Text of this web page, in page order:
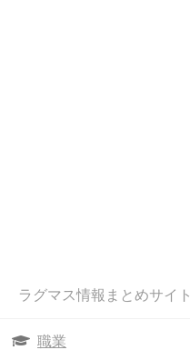
ラグマス情報まとめサイト
職業